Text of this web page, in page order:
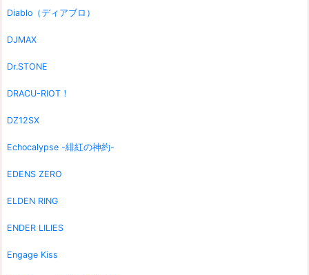
Diablo（ディアブロ）
DJMAX
Dr.STONE
DRACU-RIOT！
DZ12SX
Echocalypse -緋紅の神約-
EDENS ZERO
ELDEN RING
ENDER LILIES
Engage Kiss